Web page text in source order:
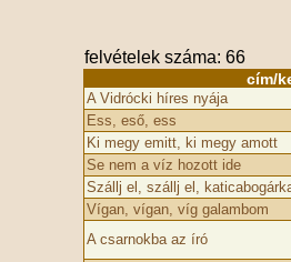
felvételek száma: 66
cím/
A Vidrócki híres nyája
Ess, eső, ess
Ki megy emitt, ki megy amott
Se nem a víz hozott ide
Szállj el, szállj el,
Vígan, vígan, víg galambom
A csarnokba az író